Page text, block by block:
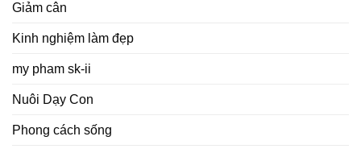
Giảm cân
Kinh nghiệm làm đẹp
my pham sk-ii
Nuôi Dạy Con
Phong cách sống